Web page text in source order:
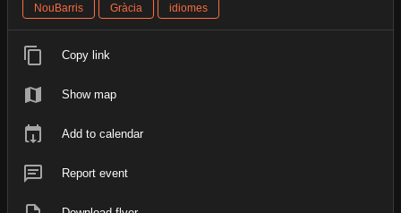
NouBarris Gràcia idiomes
Copy link
Show map
Add to calendar
Report event